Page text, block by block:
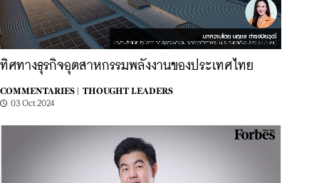
ทิศทางธุรกิจอุตสาหกรรมพลังงานของประเทศไทย
COMMENTARIES |
THOUGHT LEADERS
03 Oct 2024